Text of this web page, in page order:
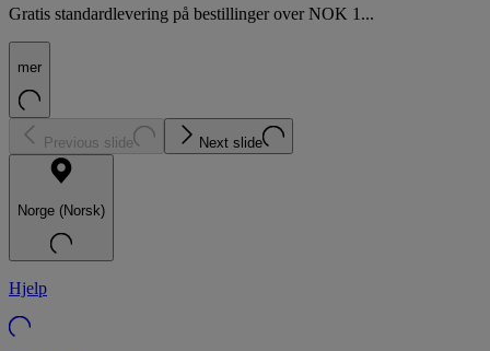
Gratis standardlevering på bestillinger over NOK 1...
mer
Previous slide Next slide
Norge (Norsk)
Hjelp